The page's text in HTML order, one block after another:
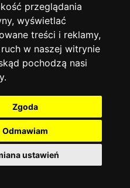
przeglądania
wyświetlać
treści i reklamy,
w naszej witrynie
pochodzą nasi
Zgoda
Odmawiam
ustawień
MIASTA KRAKOWA I
by Google Translate
publiczne|